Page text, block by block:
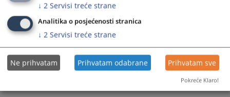
↓ 2 Servisi treće strane
Analitika o posjećenosti stranica
↓ 2 Servisi treće strane
Ne prihvatam Prihvatam odabrane Prihvatam sve
Pokreće Klaro!